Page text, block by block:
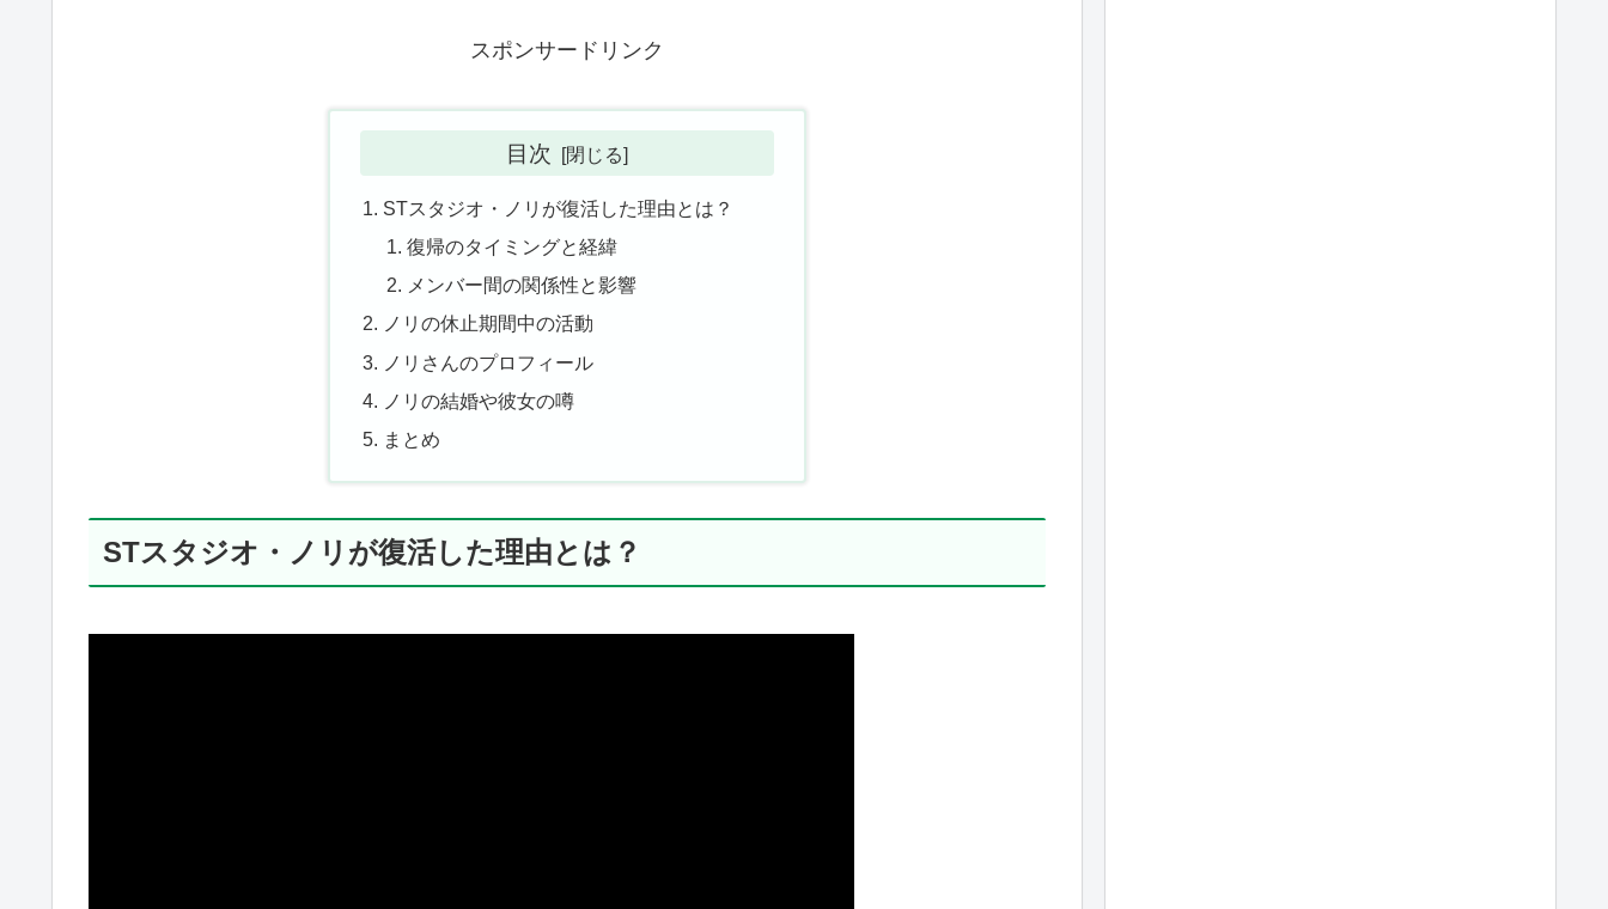
スポンサードリンク
目次
STスタジオ・ノリが復活した理由とは？
復帰のタイミングと経緯
メンバー間の関係性と影響
ノリの休止期間中の活動
ノリさんのプロフィール
ノリの結婚や彼女の噂
まとめ
STスタジオ・ノリが復活した理由とは？